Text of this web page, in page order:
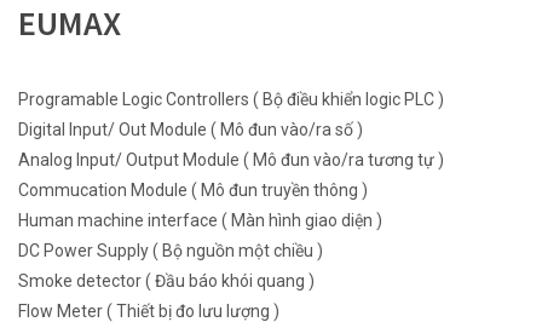
EUMAX
Programable Logic Controllers ( Bộ điều khiển logic PLC )
Digital Input/ Out Module ( Mô đun vào/ra số )
Analog Input/ Output Module ( Mô đun vào/ra tương tự )
Commucation Module ( Mô đun truyền thông )
Human machine interface ( Màn hình giao diện )
DC Power Supply ( Bộ nguồn một chiều )
Smoke detector ( Đầu báo khói quang )
Flow Meter ( Thiết bị đo lưu lượng )